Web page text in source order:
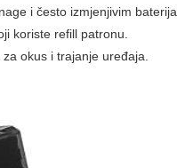
i često izmjenjivim
koriste refill patronu.
okus i trajanje uređaja.